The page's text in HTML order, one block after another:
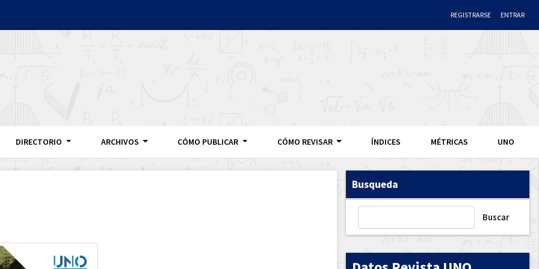
REGISTRARSE ENTRAR
DIRECTORIO ARCHIVOS CÓMO PUBLICAR CÓMO REVISAR ÍNDICES MÉTRICAS UNO
Busqueda
Buscar